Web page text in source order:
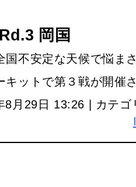
岡国
国不安定な天候で悩ま
キットで第３戦が開催
8月29日 13:26 | カテゴ